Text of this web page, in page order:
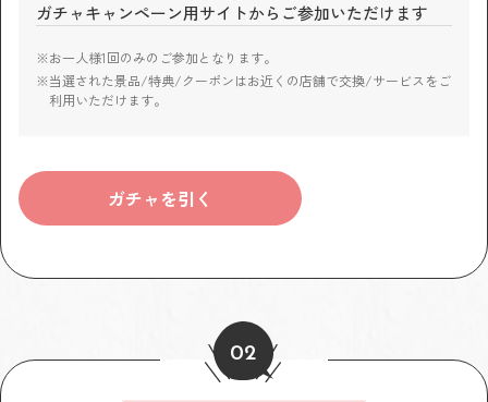
ガチャキャンペーン用サイトからご参加いただけます
お一人様1回のみのご参加となります。
当選された景品/特典/クーポンはお近くの店舗で交換/サービスをご
利用いただけます。
ガチャを引く
02